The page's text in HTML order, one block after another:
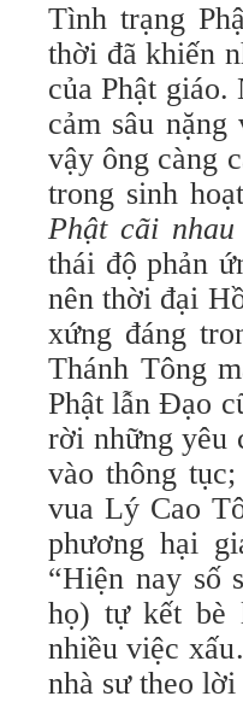
Tình trạng
thời đã khiến
của Phật
cảm sâu
vậy ông càng
trong sinh
Phật cãi nhau
thái độ phản
nên thời đại
xứng đáng
Thánh Tông
Phật lẫn Đạo
rời những yêu
vào thông
vua Lý Cao
phương hại
“Hiện nay số
họ) tự kết bè
nhiều việc
nhà sư theo